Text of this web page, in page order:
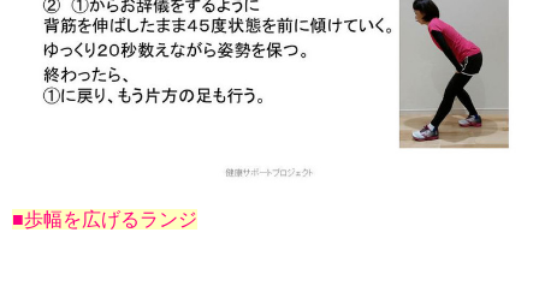
■歩幅を広げるランジ